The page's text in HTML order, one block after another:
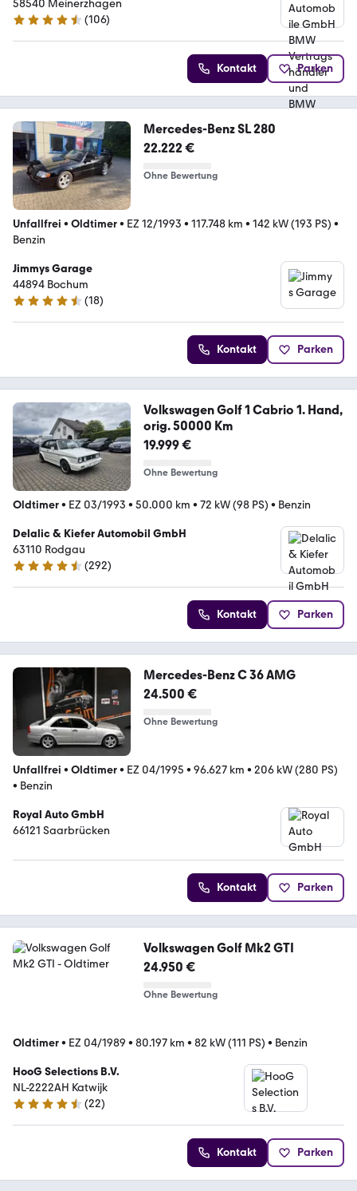
BMW Classic Partner
58540 Meinerzhagen
4.7 Sterne
(106)
Kontakt Parken
Mercedes-Benz SL 280
22.222 €
Ohne Bewertung
Unfallfrei • Oldtimer• EZ 12/1993 • 117.748 km • 142 kW (193 PS) •
Benzin
Jimmys Garage
44894 Bochum
4.3 Sterne
(18)
Kontakt Parken
Volkswagen Golf 1 Cabrio 1. Hand,
orig. 50000 Km
19.999 €
Ohne Bewertung
Oldtimer• EZ 03/1993 • 50.000 km • 72 kW (98 PS) • Benzin
Delalic & Kiefer Automobil GmbH
63110 Rodgau
4.7 Sterne
(292)
Kontakt Parken
Mercedes-Benz C 36 AMG
24.500 €
Ohne Bewertung
Unfallfrei • Oldtimer• EZ 04/1995 • 96.627 km • 206 kW (280 PS)
• Benzin
Royal Auto GmbH
66121 Saarbrücken
Kontakt Parken
Volkswagen Golf Mk2 GTI
24.950 €
Ohne Bewertung
Oldtimer• EZ 04/1989 • 80.197 km • 82 kW (111 PS) • Benzin
HooG Selections B.V.
NL-2222AH Katwijk
4.3 Sterne
(22)
Kontakt Parken